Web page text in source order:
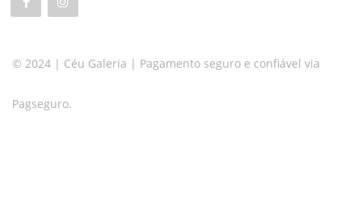
© 2024 | Céu Galeria | Pagamento seguro e confiável via
Pagseguro.